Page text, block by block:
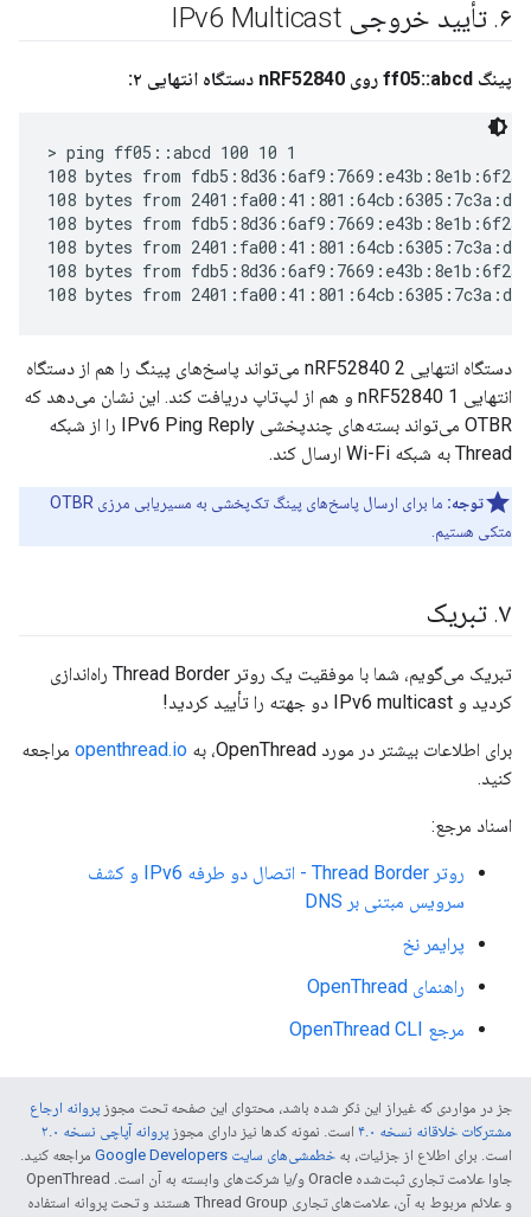
۶. تأیید خروجی IPv6 Multicast
پینگ ff05::abcd روی nRF52840 دستگاه انتهایی ۲:
> ping ff05::abcd 100 10 1
108 bytes from
108 bytes from
108 bytes from
108 bytes from
108 bytes from
دستگاه انتهایی nRF52840 2 می‌تواند پاسخ‌های پینگ را هم از دستگاه
انتهایی nRF52840 1 و هم از لپ‌تاپ دریافت کند. این نشان می‌دهد که
OTBR می‌تواند بسته‌های چندپخشی IPv6 Ping Reply را از شبکه
Thread به شبکه Wi-Fi ارسال کند.
توجه:
ما برای ارسال پاسخ‌های پینگ تک‌پخشی به مسیریابی مرزی OTBR
متکی هستیم.
۷. تبریک
تبریک می‌گویم، شما با موفقیت یک روتر Thread Border راه‌اندازی
کردید و IPv6 multicast دو جهته را تأیید کردید!
برای اطلاعات بیشتر در مورد OpenThread، به openthread.io مراجعه
کنید.
اسناد مرجع:
روتر Thread Border - اتصال دو طرفه IPv6 و کشف
سرویس مبتنی بر DNS
پرایمر نخ
راهنمای OpenThread
مرجع OpenThread CLI
جز در مواردی که غیراز این ذکر شده باشد، محتوای این صفحه تحت مجوز پروانه ارجاع
مشترکات خلاقانه نسخه ۴.۰
است. نمونه کدها نیز دارای مجوز پروانه آپاچی نسخه ۲.۰
است. برای اطلاع از جزئیات، به خطمشی‌های سایت Google Developers‏
مراجعه کنید.
جاوا علامت تجاری ثبت‌شده Oracle و/یا شرکت‌های وابسته به آن است. ‫OpenThread
و علائم مربوط به آن، علامت‌های تجاری Thread Group هستند و تحت پروانه استفاده